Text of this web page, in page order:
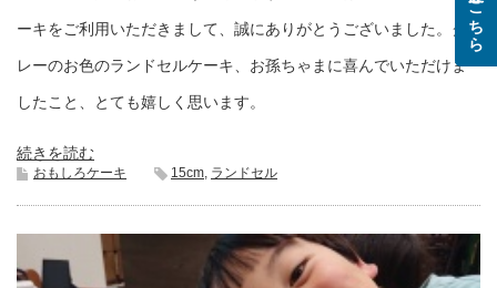
ーキをご利用いただきまして、誠にありがとうございました。グ
レーのお色のランドセルケーキ、お孫ちゃまに喜んでいただけま
したこと、とても嬉しく思います。
続きを読む
おもしろケーキ 15cm ランドセル